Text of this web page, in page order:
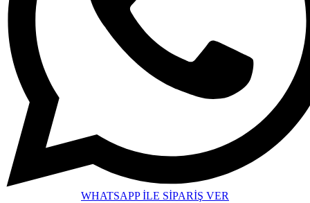
WHATSAPP İLE SİPARİŞ VER